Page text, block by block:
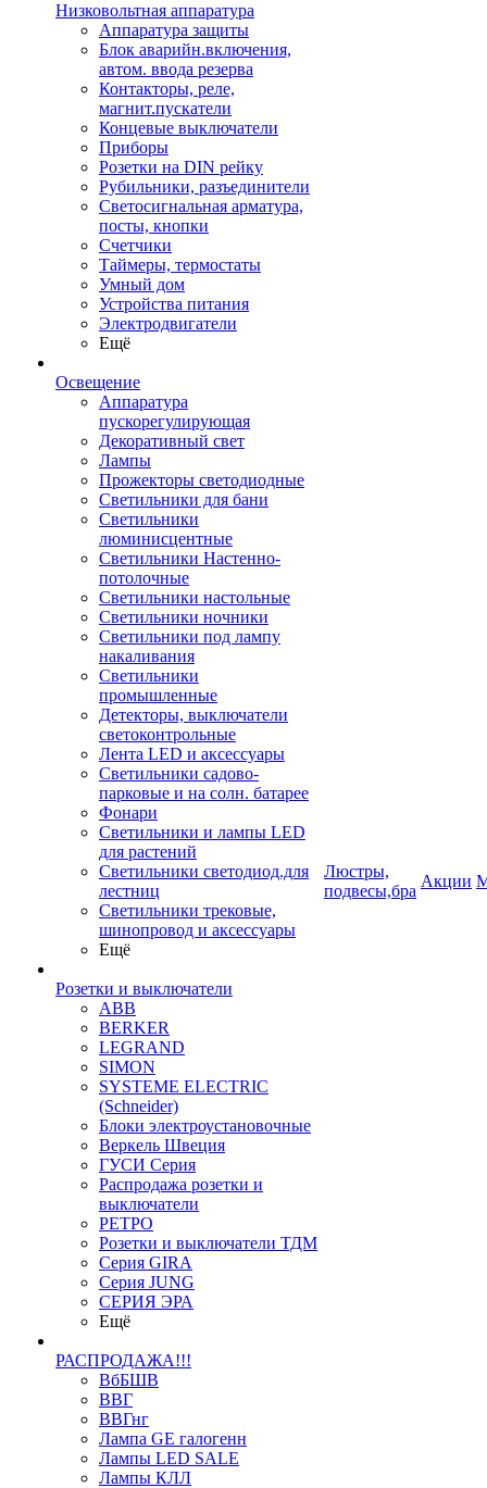
Низковольтная аппаратура
Аппаратура защиты
Блок аварийн.включения,
автом. ввода резерва
Контакторы, реле,
магнит.пускатели
Концевые выключатели
Приборы
Розетки на DIN рейку
Рубильники, разъединители
Светосигнальная арматура,
посты, кнопки
Счетчики
Таймеры, термостаты
Умный дом
Устройства питания
Электродвигатели
Ещё
Освещение
Аппаратура
пускорегулирующая
Декоративный свет
Лампы
Прожекторы светодиодные
Светильники для бани
Светильники
люминисцентные
Светильники Настенно-
потолочные
Светильники настольные
Светильники ночники
Светильники под лампу
накаливания
Светильники
промышленные
Детекторы, выключатели
светоконтрольные
Лента LED и аксессуары
Светильники садово-
парковые и на солн. батарее
Фонари
Светильники и лампы LED
для растений
Светильники светодиод.для
лестниц
Светильники трековые,
шинопровод и аксессуары
Ещё
Розетки и выключатели
ABB
BERKER
LEGRAND
SIMON
SYSTEME ELECTRIC
(Schneider)
Блоки электроустановочные
Веркель Швеция
ГУСИ Серия
Распродажа розетки и
выключатели
РЕТРО
Розетки и выключатели ТДМ
Серия GIRA
Серия JUNG
СЕРИЯ ЭРА
Ещё
РАСПРОДАЖА!!!
ВбБШВ
ВВГ
ВВГнг
Лампа GE галогенн
Лампы LED SALE
Лампы КЛЛ
Люстры,
подвесы,бра
Акции